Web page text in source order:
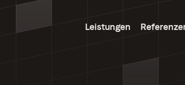
Leistungen